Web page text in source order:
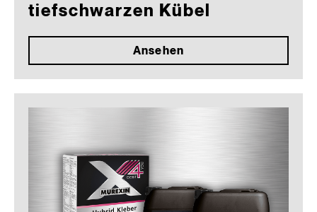
tiefschwarzen Kübel
Ansehen